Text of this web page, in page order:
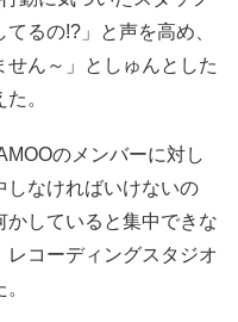
るの!?」と声を高め、
ん～」としゅんとした
。
のメンバーに対し
しなければいけないの
かしていると集中できな
レコーディングスタジオ